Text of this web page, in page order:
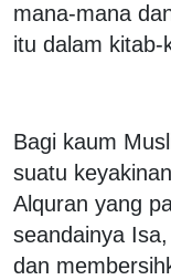
mana-mana
itu dalam kitab-
Bagi kaum
suatu
Alquran yang
seandainya
dan